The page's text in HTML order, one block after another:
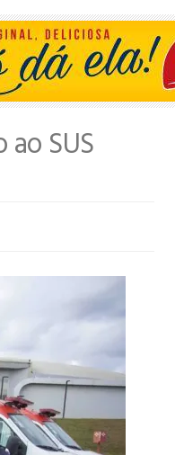
SUS